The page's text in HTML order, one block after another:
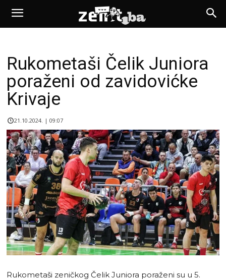
Rukometaši Čelik Juniora
poraženi od zavidovićke
Krivaje
21.10.2024. | 09:07
Rukometaši zeničkog Čelik Juniora poraženi su u 5.